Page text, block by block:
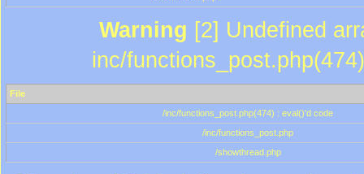
Warning [2] Undefined
inc/
File
/inc/functions_post.php(474) : eval()'d code
/inc/functions_post.php
/showthread.php